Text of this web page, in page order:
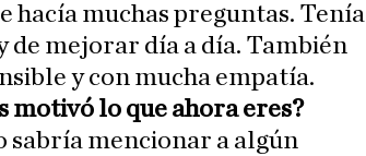
hacía muchas preguntas. Tenía
de mejorar día a día. También
y con mucha empatía.
motivó lo que ahora eres?
sabría mencionar a algún